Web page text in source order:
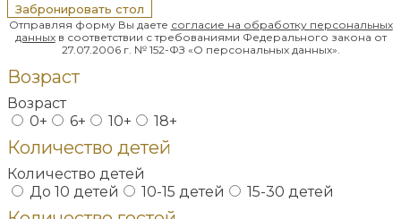
Забронировать стол
Отправляя форму Вы даете согласие на обработку персональных
данныхв соответствии с требованиями Федерального закона от
27.07.2006 г. № 152-ФЗ «О персональных данных».
Возраст
Возраст
0+
6+ 10+ 18+
Количество детей
Количество детей
До 10 детей
10-15 детей 15-30 детей